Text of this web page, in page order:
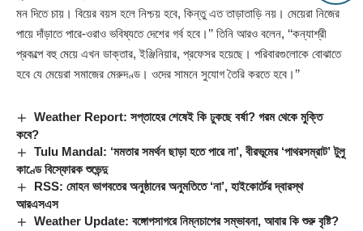
মন দিতে চায়। বিয়ের বয়স হলে নিশ্চয় হবে, কিন্তু এত তাড়াতাড়ি নয়। মেয়েরা নিজের
পায়ে দাঁড়াতে পারে-ওরাও ভবিষ্যতে দেশের গর্ব হবে।’’ তিনি আরও বলেন, ‘‘কন্যাশ্রী
প্রকল্পে বহু মেয়ে এখন ডাক্তার, ইঞ্জিনিয়ার, প্রফেসর হয়েছে। পরিবারগুলোকে বোঝাতে
হবে যে মেয়েরা সমাজের মেরুদণ্ড। ওদের সামনে সুযোগ তৈরি করতে হবে।’’
Weather Report: সপ্তাহের শেষেই কি ঢুকছে বর্ষা? গরম থেকে মুক্তি
কবে?
Tulu Mandal: ‘মমতার সমর্থন ছাড়া হতে পারে না’, বীরভূমের ‘পাথরসম্রাট’ টুলু
কাণ্ডে বিস্ফোরক শুভেন্দু
RSS: মোহন ভাগবতের অনুষ্ঠানের অনুমতিতে ‘না’, হাইকোর্টের দ্বারস্থ
আরএসএস
Weather Update: বঙ্গোপসাগরে নিম্নচাপের সম্ভাবনা, আবার কি শুরু বৃষ্টি?